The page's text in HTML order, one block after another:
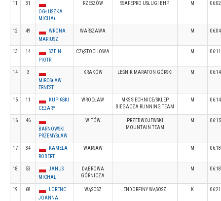
11
31
OGŁUSZKA
MICHAŁ
RZESZÓW SSAFEPRO USŁUGI BHP M
12 49
WRONA
MARIUSZ
WARSZAWA M
13 14
SZEIN
PIOTR
CZĘSTOCHOWA M
14
3
MIROSŁAW
ERNEST
KRAKÓW LEŚNIK MARATON GÓRSKI M
15 11
KUPIŃSKI
CEZARY
WROCŁAW
MKS SIECHNICE/SKLEP
BIEGACZA RUNNING TEAM
M
16
46
BARNOWSKI
PRZEMYSŁAW
WITÓW
PRZEDWOJEWSKI
MOUNTAIN TEAM
M
17 34
KAMELA
ROBERT
WARSAW M
18 53
JANUS
MICHAŁ
DĄBROWA
GÓRNICZA
M
19 68
LORENC
JOANNA
WĄSOSZ ENDORFINY WĄSOSZ K